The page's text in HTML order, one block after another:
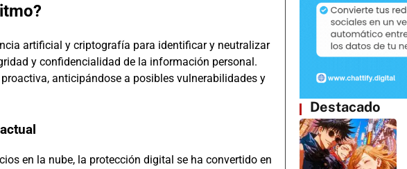
artificial y criptografía para identificar y neutralizar
y confidencialidad de la información personal.
anticipándose a posibles vulnerabilidades y
en la nube, la protección digital se ha convertido en
Destacado